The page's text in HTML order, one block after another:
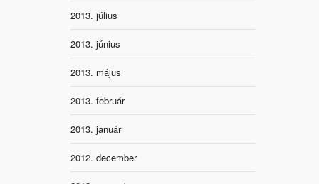
2013. július
2013. június
2013. május
2013. február
2013. január
2012. december